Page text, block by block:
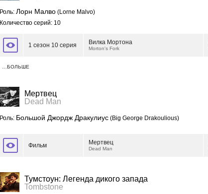
Роль: Лорн Малво (Lorne Malvo)
Количество серий: 10
1 сезон 10 серия Вилка Мортона
Morton's Fork
…БОЛЬШЕ
Мертвец
Dead Man
Роль: Большой Джордж Дракулиус (Big George Drakoulious)
Фильм Мертвец
Dead Man
Тумстоун: Легенда дикого запада
Tombstone